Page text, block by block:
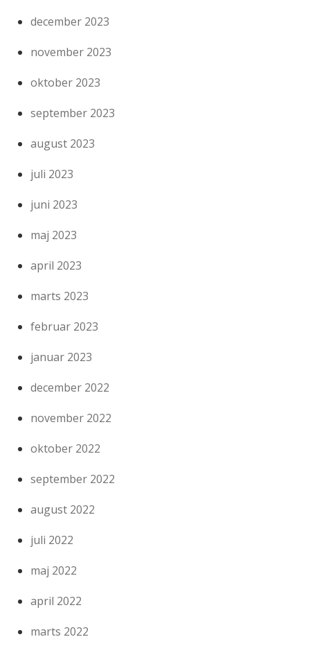
december 2023
november 2023
oktober 2023
september 2023
august 2023
juli 2023
juni 2023
maj 2023
april 2023
marts 2023
februar 2023
januar 2023
december 2022
november 2022
oktober 2022
september 2022
august 2022
juli 2022
maj 2022
april 2022
marts 2022